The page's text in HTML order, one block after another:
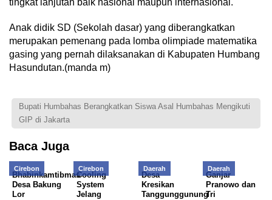
tingkat lanjutan baik nasional maupun internasional.
Anak didik SD (Sekolah dasar) yang diberangkatkan
merupakan pemenang pada lomba olimpiade matematika
gasing yang pernah dilaksanakan di Kabupaten Humbang
Hasundutan.(manda m)
Bupati Humbahas Berangkatkan Siswa Asal Humbahas Mengikuti
GIP di Jakarta
Baca Juga
Cirebon
Bhabinkamtibmas
Desa Bakung
Lor
Cirebon
Cooling
System
Jelang
Daerah
Desa
Kresikan
Tanggunggunung
Daerah
Ganjar
Pranowo dan
Tri